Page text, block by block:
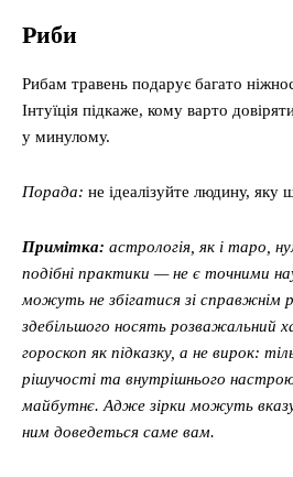
Риби
Рибам травень подарує багато
Інтуїція підкаже, кому варто
у минулому.
Порада: не ідеалізуйте людину, яку
Примітка: астрологія, як і таро,
подібні практики — не є точними
можуть не збігатися зі справжнім
здебільшого носять розважальний
гороскоп як підказку, а не вирок:
рішучості та внутрішнього
майбутнє. Адже зірки можуть
ним доведеться саме вам.